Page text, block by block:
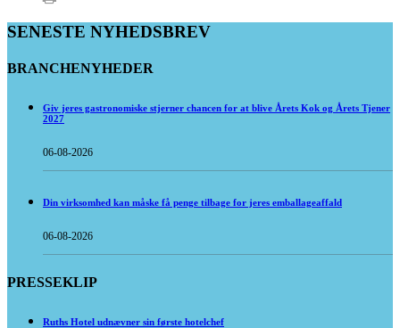
SENESTE NYHEDSBREV
BRANCHENYHEDER
Giv jeres gastronomiske stjerner chancen for at blive Årets Kok og Årets Tjener
2027
06-08-2026
Din virksomhed kan måske få penge tilbage for jeres emballageaffald
06-08-2026
PRESSEKLIP
Ruths Hotel udnævner sin første hotelchef